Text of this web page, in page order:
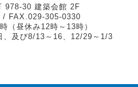
978-30 建築会館 2F
/ FAX.029-305-0330
（昼休み12時～13時）
、及び8/13～16、12/29～1/3